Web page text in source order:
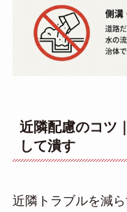
近隣配慮のコツ
して潰す
近隣トラブルを減